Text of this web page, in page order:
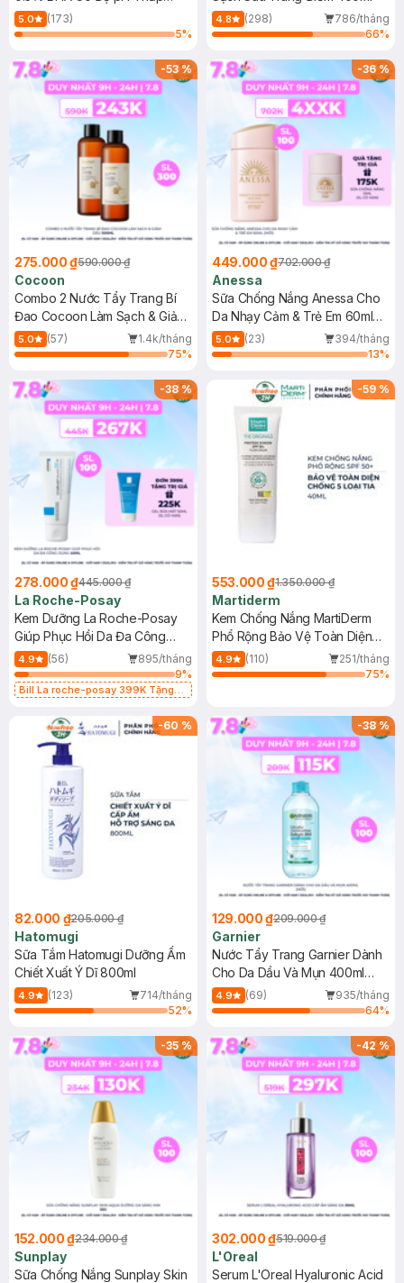
150ml
5.0
(173)
5%
4.8 (298)
786/tháng
66%
-53%
275.000 ₫590.000 ₫
Cocoon
Combo 2 Nước Tẩy Trang Bí
Đao Cocoon Làm Sạch & Giảm
Dầu 500ml
5.0 (57)
1.4k/tháng
75%
-36%
449.000 ₫702.000 ₫
Anessa
Sữa Chống Nắng Anessa Cho
Da Nhạy Cảm & Trẻ Em 60ml
(Mới)
5.0 (23)
394/tháng
13%
-38%
278.000 ₫445.000 ₫
La Roche-Posay
Kem Dưỡng La Roche-Posay
Giúp Phục Hồi Da Đa Công
Dụng 40ml
4.9 (56)
895/tháng
9%
Bill La roche-posay 399K Tặng
(SL có hạn)
-59 %
553.000 ₫1.350.000 ₫
Martiderm
Kem Chống Nắng MartiDerm
Phổ Rộng Bảo Vệ Toàn Diện
40ml
4.9 (110)
251/tháng
75%
-60 %
82.000 ₫205.000 ₫
Hatomugi
Sữa Tắm Hatomugi Dưỡng Ẩm
Chiết Xuất Ý Dĩ 800ml
4.9 (123)
714/tháng
52%
-38%
129.000 ₫209.000 ₫
Garnier
Nước Tẩy Trang Garnier Dành
Cho Da Dầu Và Mụn 400ml
(Mới)
4.9 (69)
935/tháng
64%
-35%
152.000 ₫234.000 ₫
Sunplay
Sữa Chống Nắng Sunplay Skin
-42%
302.000 ₫519.000 ₫
L'Oreal
Serum L'Oreal Hyaluronic Acid